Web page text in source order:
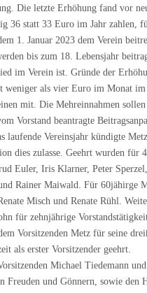
Die letzte Erhöhung fand vor
36 statt 33 Euro im Jahr zahlen,
1. Januar 2023 dem Verein
bis zum 18. Lebensjahr
im Verein ist. Gründe der
weniger als vier Euro im Monat
mit. Die Mehreinnahmen
Vorstand beantragte
laufende Vereinsjahr kündigte
dies zulasse. Geehrt wurden
Euler, Iris Klarner, Peter
Rainer Maiwald. Für 60jähirge
Misch und Renate Rühl.
für zehnjährige
Vorsitzenden Metz für seine
als erster Vorsitzender geehrt.
Michael Tiedemann
Freuden und Gönnern, sowie